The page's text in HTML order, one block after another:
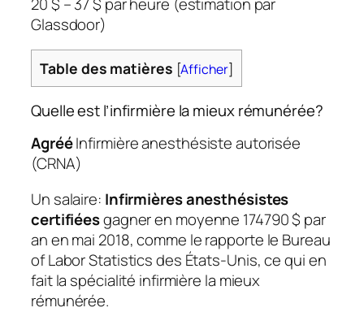
Glassdoor)
Table des matières [Afficher]
Quelle est l’infirmière la mieux rémunérée?
AgrééInfirmière anesthésiste autorisée
(CRNA)
Un salaire: Infirmières anesthésistes
certifiéesgagner en moyenne 174790 $ par
an en mai 2018, comme le rapporte le Bureau
of Labor Statistics des États-Unis, ce qui en
fait la spécialité infirmière la mieux
rémunérée.